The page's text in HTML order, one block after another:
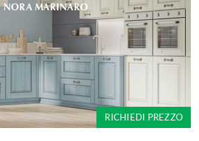
NORA MARINARO
RICHIEDI PREZZO